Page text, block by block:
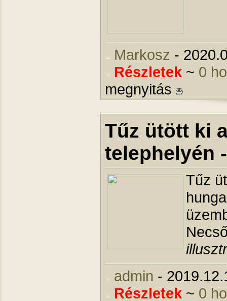
Markosz -
Részletek ~ 0
megnyitás
Tűz ütött ki
telephelyén
Tűz
admin -
Részletek ~ 0